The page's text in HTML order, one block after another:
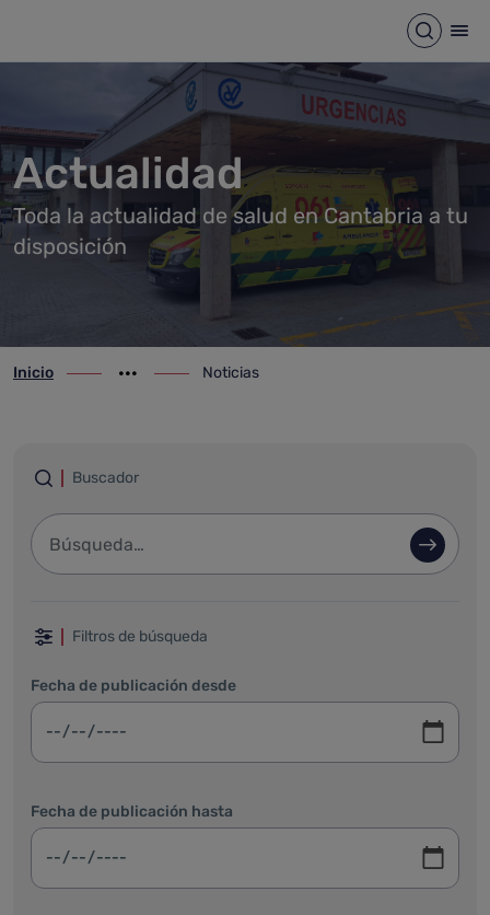
Abrir
Actualidad
Toda la actualidad de salud en Cantabria a tu
disposición
ir-a inicio
Inicio
Mostrar opciones del camino de migas
ir-a Noticias
Noticias
Filtrar por palabras
Buscador
Barra de búsqueda
Filtrar por fechas, categoría y ordenar
Filtros de búsqueda
Fecha de publicación desde
Fecha de publicación hasta